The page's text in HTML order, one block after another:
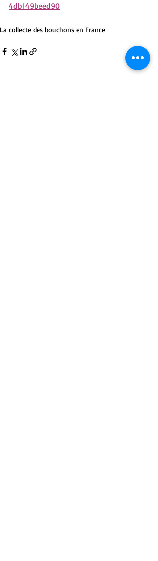
4db149beed90
La collecte des bouchons en France